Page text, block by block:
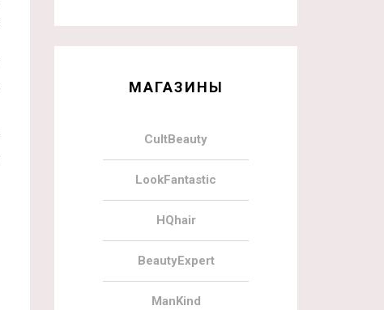
МАГАЗИНЫ
CultBeauty
LookFantastic
HQhair
BeautyExpert
ManKind